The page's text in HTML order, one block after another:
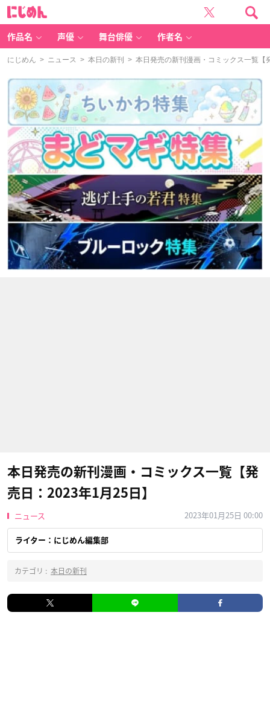
作品名 声優 舞台俳優 作者名
にじめん > ニュース > 本日の新刊 > 本日発売の新刊漫画・コミックス一覧【
本日発売の新刊漫画・コミックス一覧【発
売日：2023年1月25日】
ニュース 2023年01月25日 00:00
ライター：にじめん編集部
カテゴリ : 本日の新刊